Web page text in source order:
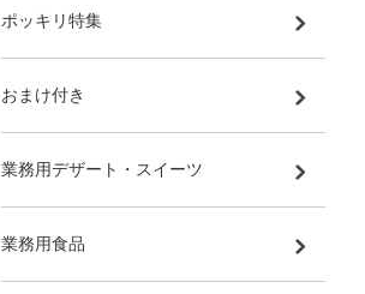
ポッキリ特集
おまけ付き
業務用デザート・スイーツ
業務用食品